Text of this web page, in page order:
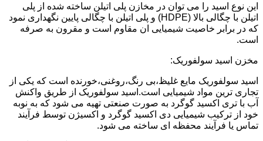
این نوع اسید را می توان در مخازن پلی اتیلن ساخته شده از پلی
اتیلن با چگالی بالا (HDPE) و پلی اتیلن با چگالی پایین نگهداری نمود
که در برابر خاصیت شیمیایی ان مقاوم است و مقرون به صرفه
است.
مخزن اسید سولفوریک:
اسید سولفوریک مایع غلیظ،بی رنگ،روغنی،خورنده است که یکی از
تجاری ترین مواد شیمیایی است.اسید سولفوریک از طریق واکنش
آب با تری اکسید گوگرد به صورت صنعتی تهیه می شود که به نوبه
خود از ترکیب شیمیایی دی اکسید گوگرد و اکسیژن توسط فرآیند
تماس یا فرآیند محفظه ای ساخته می شود.